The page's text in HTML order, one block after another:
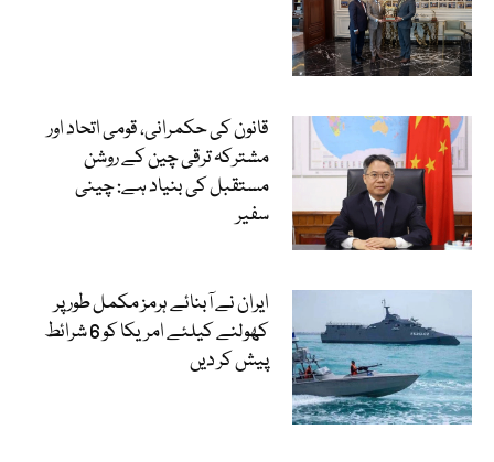
قانون کی حکمرانی، قومی اتحاد اور
مشترکہ ترقی چین کے روشن
مستقبل کی بنیاد ہے: چینی
سفیر
ایران نے آبنائے ہرمز مکمل طور پر
کھولنے کیلئے امریکا کو 6 شرائط
پیش کر دیں